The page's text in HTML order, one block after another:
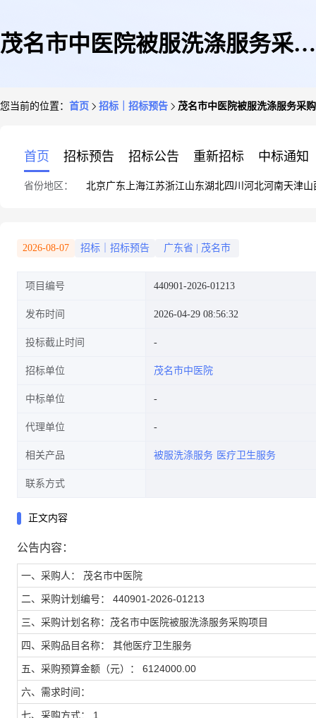
茂名市中医院被服洗涤服务采购
您当前的位置： 首页 招标｜招标预告 茂名市中医院被服洗涤服务采
首页 招标预告 招标公告 重新招标 中标通知
省份地区： 北京广东 上海江苏浙江山东湖北四川 河北河南天津山
2026-08-07 招标｜招标预告 广东省 茂名市
项目编号 440901-2026-01213
发布时间 2026-04-29 08:56:32
投标截止时间
招标单位 茂名市中医院
中标单位
代理单位
相关产品 被服洗涤服务 医疗卫生服务
联系方式
正文内容
公告内容：
一、采购人： 茂名市中医院
二、采购计划编号： 440901-2026-01213
三、采购计划名称：茂名市中医院被服洗涤服务采购项目
四、采购品目名称： 其他医疗卫生服务
五、采购预算金额（元）： 6124000.00
六、需求时间：
七、采购方式： 1